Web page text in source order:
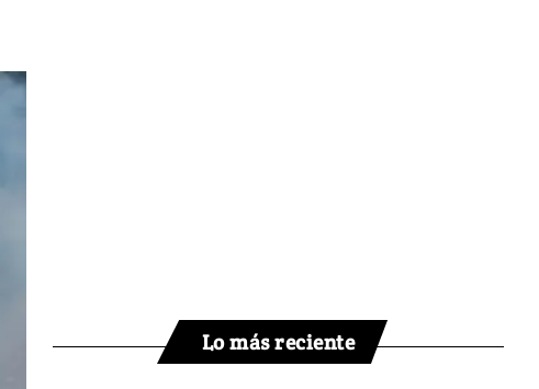
Lo más reciente